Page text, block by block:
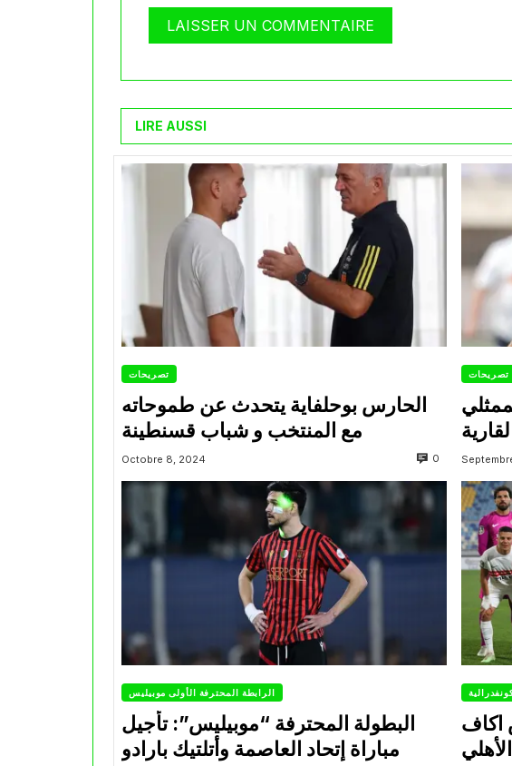
LIRE AUSSI
تصريحات
الحارس بوحلفاية يتحدث عن طموحاته
مع المنتخب و شباب قسنطينة
Octobre 8, 2024 0
تصريحات
الرابطة المحترفة الأولى موبيليس
البطولة المحترفة “موبيليس”: تأجيل
مباراة إتحاد العاصمة وأتلتيك بارادو
اكاف